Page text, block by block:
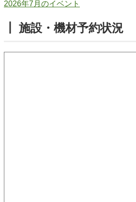
2026年7月のイベント
┃ 施設・機材予約状況